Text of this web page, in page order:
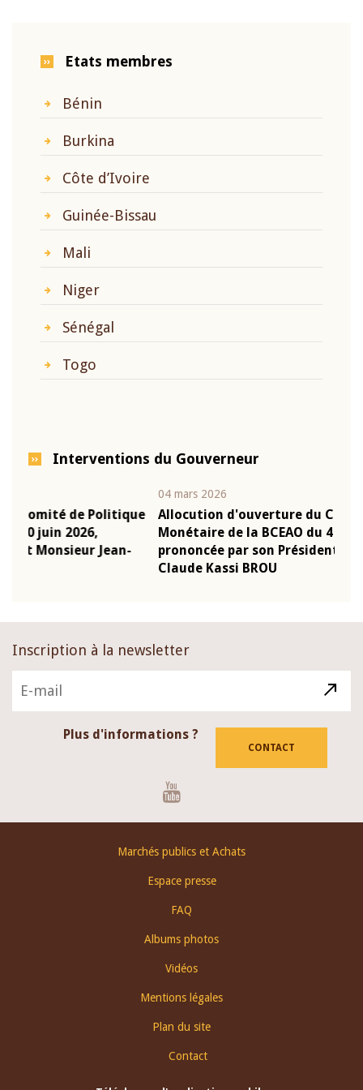
Etats membres
Bénin
Burkina
Côte d’Ivoire
Guinée-Bissau
Mali
Niger
Sénégal
Togo
Interventions du Gouverneur
Allocution d'ouverture du Comité de Politique
Monétaire de la BCEAO du 4 mars 2026,
prononcée par son Président Monsieur Jean-
Inscription à la newsletter
Plus d'informations ?
CONTACT
Marchés publics et Achats
Espace presse
FAQ
Albums photos
Vidéos
Mentions légales
Plan du site
Contact